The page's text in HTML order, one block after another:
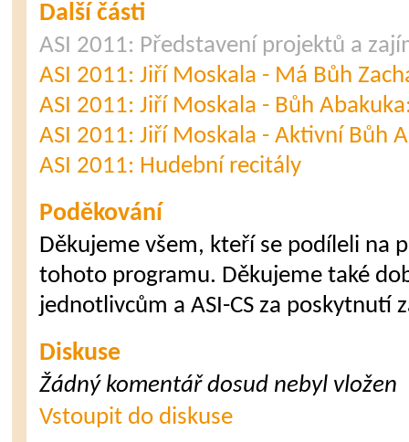
Další části
ASI 2011: Představení projektů a
ASI 2011: Jiří Moskala - Má Bůh
ASI 2011: Jiří Moskala - Bůh
ASI 2011: Jiří Moskala - Aktivní Bůh
ASI 2011: Hudební recitály
Poděkování
Děkujeme všem, kteří se podíleli na
tohoto programu. Děkujeme také
jednotlivcům a ASI-CS za poskytnutí
Diskuse
Žádný komentář dosud nebyl vložen
Vstoupit do diskuse